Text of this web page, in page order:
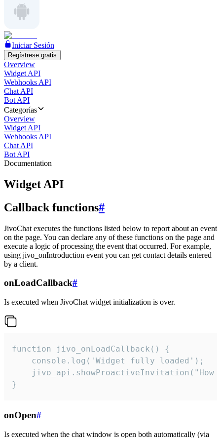
Iniciar Sesión
Regístrese gratis
Overview
Widget API
Webhooks API
Chat API
Bot API
Categorías
Overview
Widget API
Webhooks API
Chat API
Bot API
Documentation
Widget API
Callback functions#
JivoChat executes the functions listed below to report about an event
on the page. You can declare any of these functions on the page and
execute a logic of processing the event that occurred. For example,
using jivo_onIntroduction event you can get contact details entered
by a client.
onLoadCallback#
Is executed when JivoChat widget initialization is over.
function jivo_onLoadCallback() {
    console.log('Widget fully loaded');
jivo_api.showProactiveInvitation("How
}
onOpen#
Is executed when the chat window is open both automatically (via